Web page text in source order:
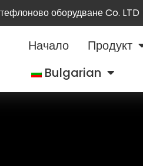
оборудване Co. LTD
Начало Продукт
Bulgarian